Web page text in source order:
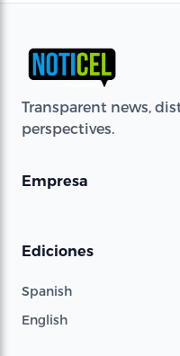
Transparent news,
perspectives.
Empresa
Ediciones
Spanish
English